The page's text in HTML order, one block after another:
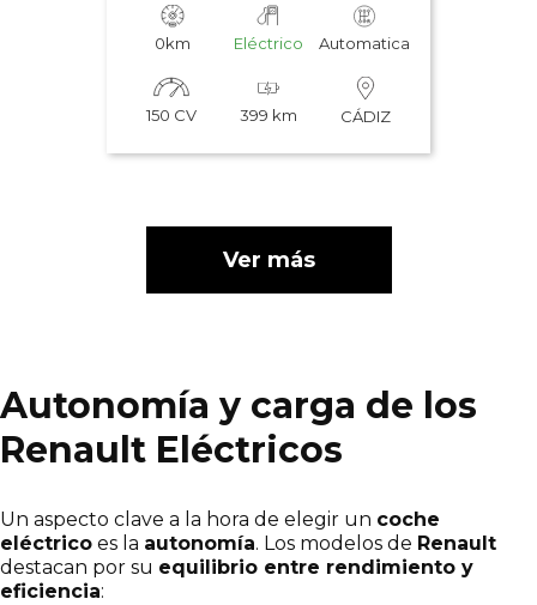
0km Eléctrico Automatica
150 CV 399 km CÁDIZ
Ver más
Autonomía y carga de los
Renault Eléctricos
Un aspecto clave a la hora de elegir un coche
eléctrico es la autonomía. Los modelos de Renault
destacan por su equilibrio entre rendimiento y
eficiencia: